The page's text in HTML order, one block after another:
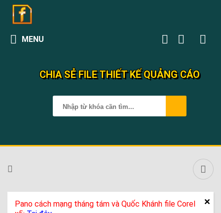
MENU
CHIA SẺ FILE THIẾT KẾ QUẢNG CÁO
Pano cách mạng tháng tám và Quốc Khánh file Corel